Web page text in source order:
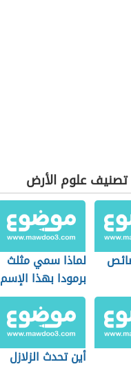
علوم الأرض
لماذا سمي مثلث
برمودا بهذا الإسم
أين تحدث الزلازل